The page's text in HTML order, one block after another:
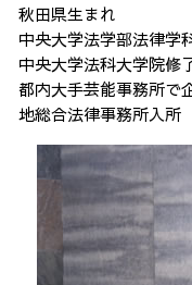
秋田県生まれ
中央大学法学部法律学
中央大学法科大学院修
都内大手芸能事務所で
地総合法律事務所入所